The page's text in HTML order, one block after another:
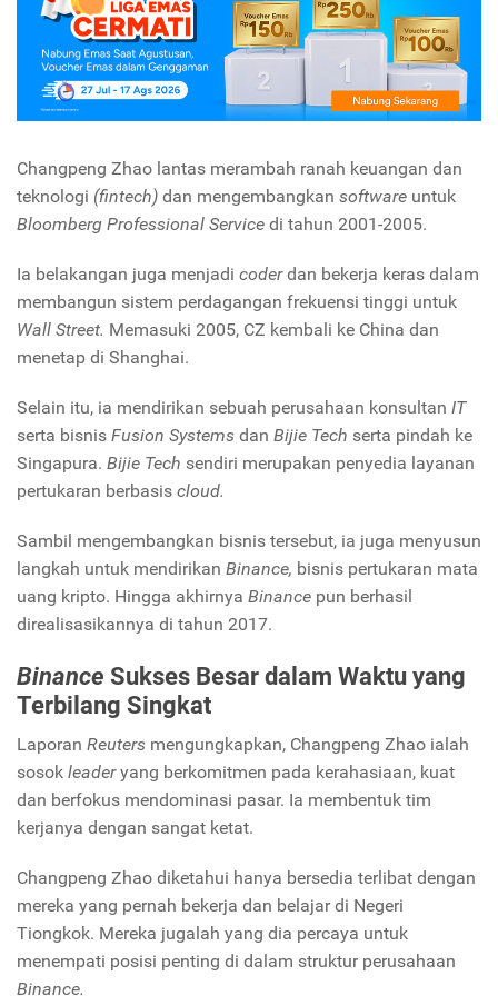
Changpeng Zhao lantas merambah ranah keuangan dan
teknologi (fintech) dan mengembangkan software untuk
Bloomberg Professional Service di tahun 2001-2005.
Ia belakangan juga menjadi coderdan bekerja keras dalam
membangun sistem perdagangan frekuensi tinggi untuk
Wall Street. Memasuki 2005, CZ kembali ke China dan
menetap di Shanghai.
Selain itu, ia mendirikan sebuah perusahaan konsultan IT
serta bisnis Fusion Systems dan Bijie Tech serta pindah ke
Singapura. Bijie Tech sendiri merupakan penyedia layanan
pertukaran berbasis cloud.
Sambil mengembangkan bisnis tersebut, ia juga menyusun
langkah untuk mendirikan Binance, bisnis pertukaran mata
uang kripto. Hingga akhirnya Binance pun berhasil
direalisasikannya di tahun 2017.
Binance Sukses Besar dalam Waktu yang
Terbilang Singkat
Laporan Reuters mengungkapkan, Changpeng Zhao ialah
sosok leaderyang berkomitmen pada kerahasiaan, kuat
dan berfokus mendominasi pasar. Ia membentuk tim
kerjanya dengan sangat ketat.
Changpeng Zhao diketahui hanya bersedia terlibat dengan
mereka yang pernah bekerja dan belajar di Negeri
Tiongkok. Mereka jugalah yang dia percaya untuk
menempati posisi penting di dalam struktur perusahaan
Binance.